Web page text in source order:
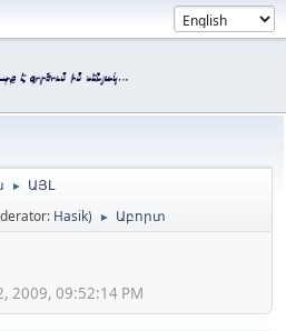
► ԱՅԼ
Hasik) ► Աբորտ
2009, 09:52:14 PM